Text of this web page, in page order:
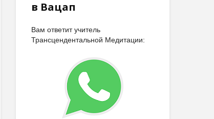
в Вацап
Вам ответит учитель
Трансцендентальной Медитации: